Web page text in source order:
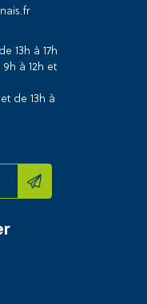
13h à 17h
à 12h et
de 13h à